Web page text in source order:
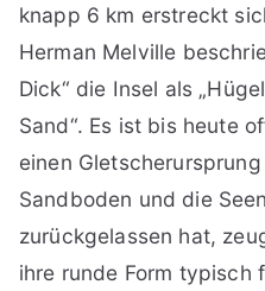
knapp 6 km erstreckt
Herman Melville
Dick“ die Insel als
Sand“. Es ist bis heute
einen
Sandboden und die
zurückgelassen hat,
ihre runde Form typisch